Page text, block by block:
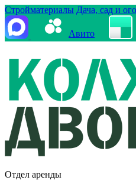
Стройматериалы Дача, сад и
Авито
Отдел аренды